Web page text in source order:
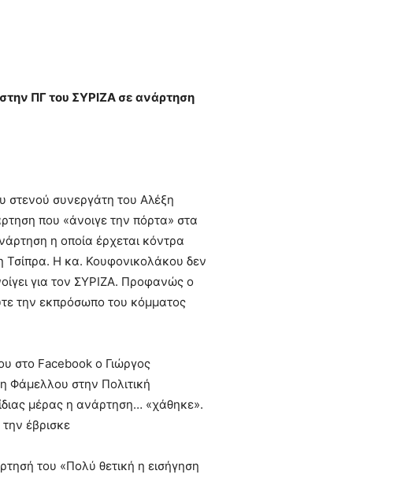
ΠΓ του ΣΥΡΙΖΑ σε ανάρτηση
στενού συνεργάτη του Αλέξη
που «άνοιγε την πόρτα» στα
η οποία έρχεται κόντρα
Τσίπρα. Η κα. Κουφονικολάκου δεν
για τον ΣΥΡΙΖΑ. Προφανώς ο
την εκπρόσωπο του κόμματος
στο Facebook ο Γιώργος
Φάμελλου στην Πολιτική
μέρας η ανάρτηση… «χάθηκε».
έβρισκε
του «Πολύ θετική η εισήγηση